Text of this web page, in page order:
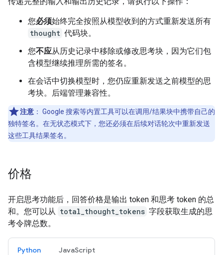
您必须始终完全按照从模型收到的方式重新发送所有
thought 代码块。
您不应从历史记录中移除或修改思考块，因为它们包
含模型继续推理所需的签名。
在会话中切换模型时，您仍应重新发送之前模型的思
考块。后端管理兼容性。
注意 ： Google 搜索等内置工具可以在调用/结果块中携带自己的
独特签名。在无状态模式下，您还必须在后续对话轮次中重新发送
这些工具结果签名。
价格
开启思考功能后，回答价格是输出 token 和思考 token 的总
和。您可以从 total_thought_tokens 字段获取生成的思
考令牌总数。
Python JavaScript